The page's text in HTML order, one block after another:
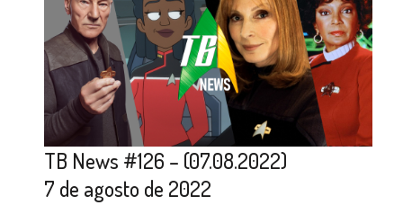
TB News #126 – (07.08.2022)
7 de agosto de 2022